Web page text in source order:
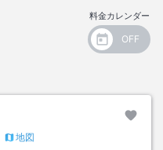
料金カレンダー
地図